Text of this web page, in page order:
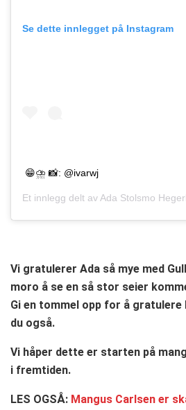
Se dette innlegget på Instagram
😁⛈ 📸: @ivarwj
Et innlegg delt avAda Stolsmo
Vi gratulerer Ada så mye med
moro å se en så stor seier
Gi en tommel opp for å gratulere
du også.
Vi håper dette er starten på
i fremtiden.
LES OGSÅ: Mangus Carlsen er